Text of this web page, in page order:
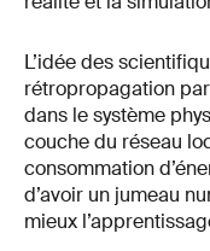
L’idée des
rétropropagation
dans le système
couche du réseau
consommation
d’avoir un jumeau
mieux